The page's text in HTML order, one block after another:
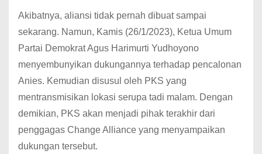
Akibatnya, aliansi tidak pernah dibuat sampai
sekarang. Namun, Kamis (26/1/2023), Ketua Umum
Partai Demokrat Agus Harimurti Yudhoyono
menyembunyikan dukungannya terhadap pencalonan
Anies. Kemudian disusul oleh PKS yang
mentransmisikan lokasi serupa tadi malam. Dengan
demikian, PKS akan menjadi pihak terakhir dari
penggagas Change Alliance yang menyampaikan
dukungan tersebut.